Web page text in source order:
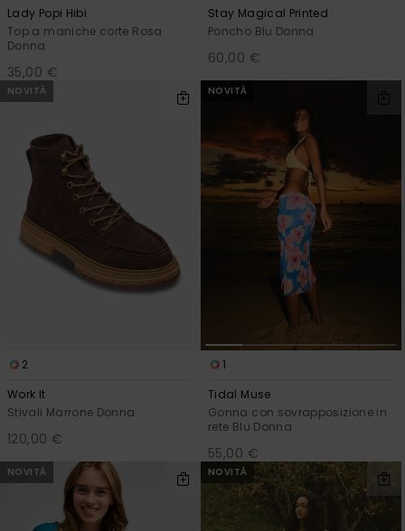
Lady Popi Hibi
Top a maniche corte Rosa
Donna
35,00 €
Stay Magical Printed
Poncho Blu Donna
60,00 €
NOVITÀ
2
Work It
Stivali Marrone Donna
120,00 €
NOVITÀ
1
Tidal Muse
Gonna con sovrapposizione in
rete Blu Donna
55,00 €
NOVITÀ NOVITÀ